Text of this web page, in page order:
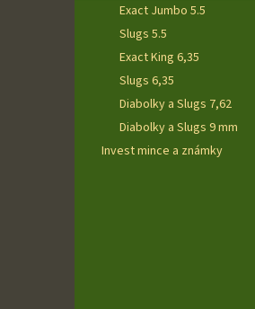
Exact Jumbo 5.5
Slugs 5.5
Exact King 6,35
Slugs 6,35
Diabolky a Slugs 7,62
Diabolky a Slugs 9 mm
Invest mince a známky